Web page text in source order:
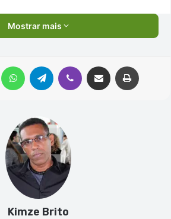
Mostrar mais
Linkedin WhatsAppTelegram Viber Compartilhar via e-mail
Kimze Brito